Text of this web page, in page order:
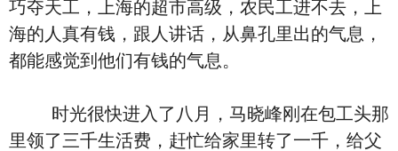
巧夺天工，上海的超市高级，农民工进不去，上
海的人真有钱，跟人讲话，从鼻孔里出的气息，
都能感觉到他们有钱的气息。
时光很快进入了八月，马晓峰刚在包工头那
里领了三千生活费，赶忙给家里转了一千，给父